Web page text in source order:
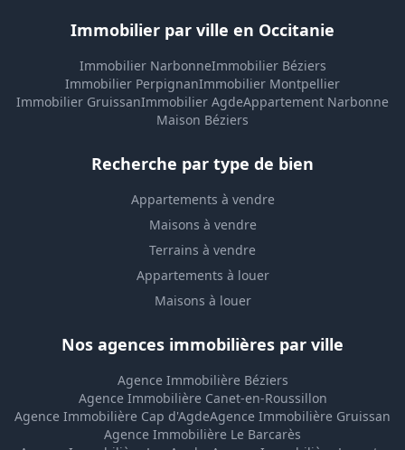
Immobilier par ville en Occitanie
Immobilier NarbonneImmobilier Béziers
Immobilier PerpignanImmobilier Montpellier
Immobilier GruissanImmobilier AgdeAppartement Narbonne
Maison Béziers
Recherche par type de bien
Appartements à vendre
Maisons à vendre
Terrains à vendre
Appartements à louer
Maisons à louer
Nos agences immobilières par ville
Agence Immobilière Béziers
Agence Immobilière Canet-en-Roussillon
Agence Immobilière Cap d'AgdeAgence Immobilière Gruissan
Agence Immobilière Le Barcarès